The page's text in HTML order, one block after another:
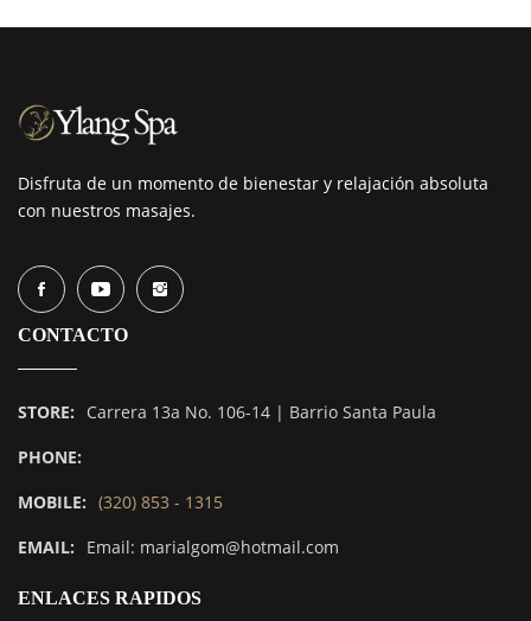
Disfruta de un momento de bienestar y relajación absoluta
con nuestros masajes.
CONTACTO
STORE:
Carrera 13a No. 106-14 | Barrio Santa Paula
PHONE:
MOBILE: (320) 853 - 1315
EMAIL:
Email: marialgom@hotmail.com
ENLACES RAPIDOS